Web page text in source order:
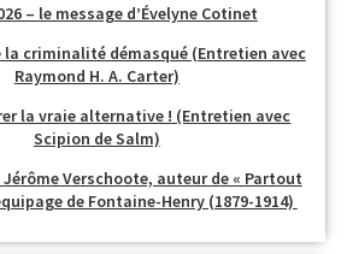
– le message d’Évelyne Cotinet
la criminalité démasqué (Entretien avec
Raymond H. A. Carter)
la vraie alternative ! (Entretien avec
Scipion de Salm)
Verschoote, auteur de « Partout
de Fontaine-Henry (1879-1914)